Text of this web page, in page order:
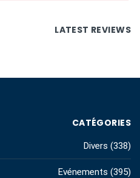
LATEST REVIEWS
CATÉGORIES
Divers (338)
Evénements (395)